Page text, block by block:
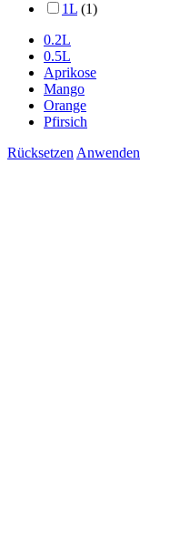
1L (1)
0.2L
0.5L
Aprikose
Mango
Orange
Pfirsich
Rücksetzen Anwenden